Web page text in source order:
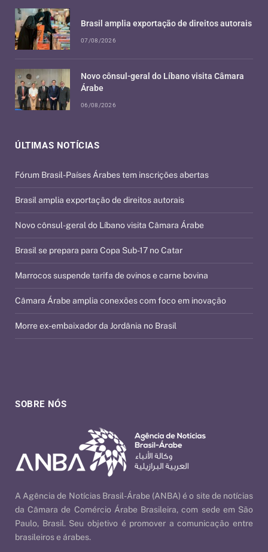
SOBRE NÓS
A Agência de Notícias Brasil-Árabe (ANBA) é o site de notícias
da Câmara de Comércio Árabe Brasileira, com sede em São
Paulo, Brasil. Seu objetivo é promover a comunicação entre
brasileiros e árabes.
ÚLTIMAS NOTÍCIAS
Fórum Brasil-Países Árabes tem inscrições abertas
Brasil amplia exportação de direitos autorais
Novo cônsul-geral do Líbano visita Câmara Árabe
Brasil se prepara para Copa Sub-17 no Catar
Marrocos suspende tarifa de ovinos e carne bovina
Câmara Árabe amplia conexões com foco em inovação
Morre ex-embaixador da Jordânia no Brasil
Brasil amplia exportação de direitos autorais
07/08/2026
Novo cônsul-geral do Líbano visita Câmara
Árabe
06/08/2026